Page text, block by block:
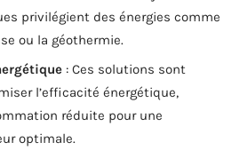
privilégient des énergies comme
ou la géothermie.
: Ces solutions sont
l’efficacité énergétique,
réduite pour une
optimale.